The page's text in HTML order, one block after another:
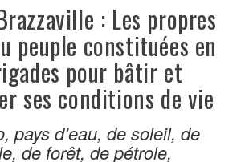
: Les propres
peuple constituées en
pour bâtir et
ses conditions de vie
pays d’eau, de soleil, de
de forêt, de pétrole,